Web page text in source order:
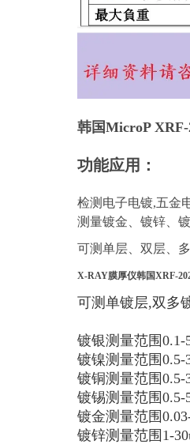
韩国MicroP
功能应用：
检测电子电镀,五金
测量镀金、镀锌、
可测单层、双层、
X-RAY膜厚仪韩国XRF-
可测单镀层,双多
镀银测量范围0.1-
镀镍测量范围0.5-
镀铜测量范围0.5-
镀锡测量范围0.5-
镀金测量范围
镀锌测量范围1-